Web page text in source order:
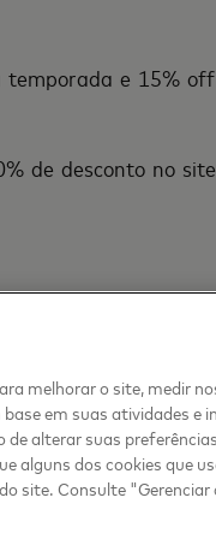
e 15%
de desconto no
com mais
para a compra
Mastercard.
melhorar o site, medir
em suas atividades e
de alterar suas
alguns dos cookies que
site. Consulte "Gerenciar